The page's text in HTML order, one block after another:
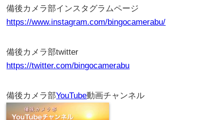
備後カメラ部インスタグラムページ
https://www.instagram.com/bingocamerabu/
備後カメラ部twitter
https://twitter.com/bingocamerabu
備後カメラ部YouTube動画チャンネル